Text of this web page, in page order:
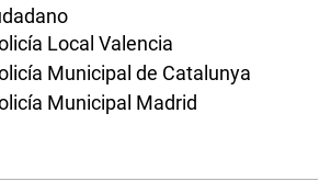
Local Valencia
Municipal de Catalunya
Municipal Madrid